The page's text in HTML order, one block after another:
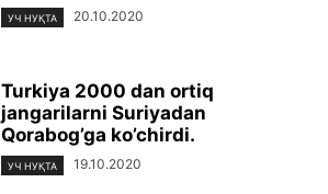
УЧ НУҚТА 20.10.2020
Turkiya 2000 dan ortiq
jangarilarni Suriyadan
Qorabog’ga ko’chirdi.
УЧ НУҚТА 19.10.2020